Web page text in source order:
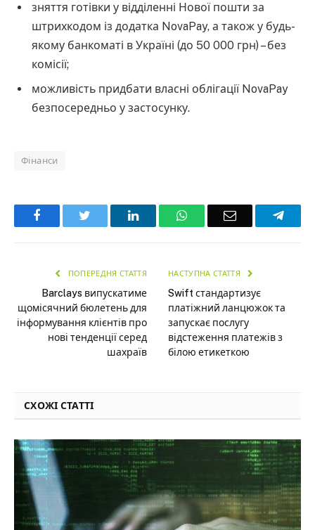
зняття готівки у відділенні Нової пошти за
штрихкодом із додатка NovaPay, а також у будь-
якому банкоматі в Україні (до 50 000 грн) – без
комісії;
можливість придбати власні облігації NovaPay
безпосередньо у застосунку.
Фінанси
Facebook LinkedInWhatsAppEmail
ПОПЕРЕДНЯ СТАТТЯ
Barclays випускатиме
щомісячний бюлетень для
інформування клієнтів про
нові тенденції серед
шахраїв
НАСТУПНА СТАТТЯ
Swift стандартизує
платіжний ланцюжок та
запускає послугу
відстеження платежів з
білою етикеткою
СХОЖІ СТАТТІ